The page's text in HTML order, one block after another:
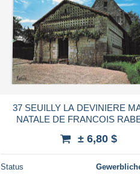
37 SEUILLY LA DEVINIERE
NATALE DE FRANCOIS
± 6,80 $
Status